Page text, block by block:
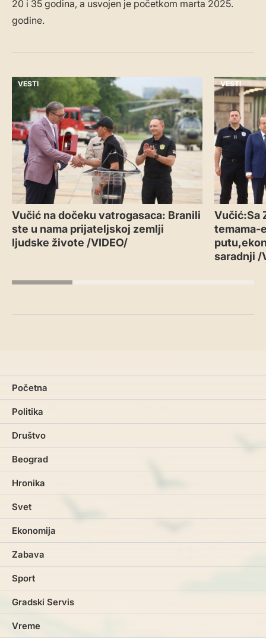
20 i 35 godina, a usvojen je početkom marta 2025.
godine.
VESTI
Vučić na dočeku vatrogasaca: Branili
ste u nama prijateljskoj zemlji
ljudske živote /VIDEO/
VESTI
Vučić:Sa
temama-
saradnji /
Početna
Politika
Društvo
Beograd
Hronika
Svet
Ekonomija
Zabava
Sport
Gradski Servis
Vreme